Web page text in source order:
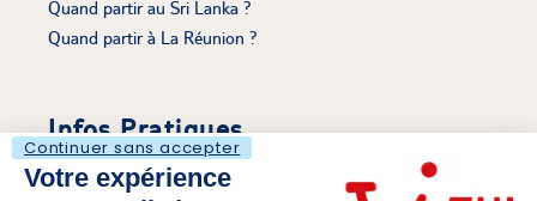
Quand partir au Sri Lanka ?
Quand partir à La Réunion ?
Infos Pratiques
Découvrir Le Voyaging
Continuer sans accepter
Votre expérience